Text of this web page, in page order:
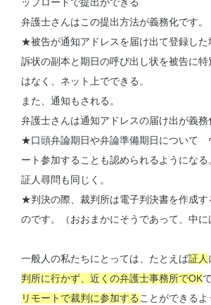
ップロードで提出ができる
弁護士さんはこの提出方法が義務化です。
★被告が通知アドレスを届け出て登録した
訴状の副本と期日の呼び出し状を被告に
はなく、ネット上でできる。
また、通知もされる。
弁護士さんは通知アドレスの届け出が義務
★口頭弁論期日や弁論準備期日について
ート参加することも認められるようになる
証人尋問も同じく。
★判決の際、裁判所は電子判決書を作成す
のです。（おおまかにそうであって、中に
一般人の私たちにとっては、たとえば証人
判所に行かず、近くの弁護士事務所でOK
リモートで裁判に参加することができるよ